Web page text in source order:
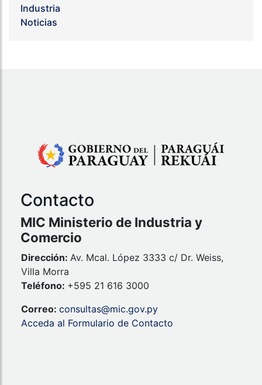
Industria
Noticias
Contacto
MIC Ministerio de Industria y
Comercio
Dirección: Av. Mcal. López 3333 c/ Dr. Weiss,
Villa Morra
Teléfono: +595 21 616 3000
Correo: consultas@mic.gov.py
Acceda al Formulario de Contacto